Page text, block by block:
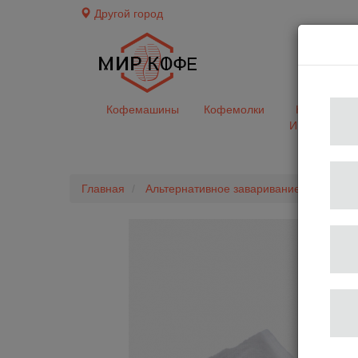
Другой город
Кофемашины Кофемолки
Кофе&Чай
Ингредиенты
Главная Альтернативное заваривание